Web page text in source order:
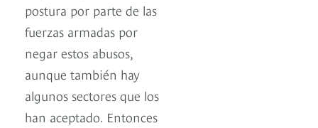
postura por parte de las
fuerzas armadas por
negar estos abusos,
aunque también hay
algunos sectores que los
han aceptado. Entonces